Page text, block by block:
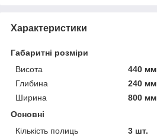
Характеристики
Габаритні розміри
Висота
440 мм
Глибина
240 мм
Ширина
800 мм
Основні
Кількість полиць
3 шт.